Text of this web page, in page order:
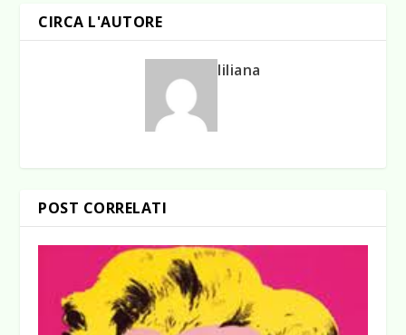
CIRCA L'AUTORE
liliana
POST CORRELATI